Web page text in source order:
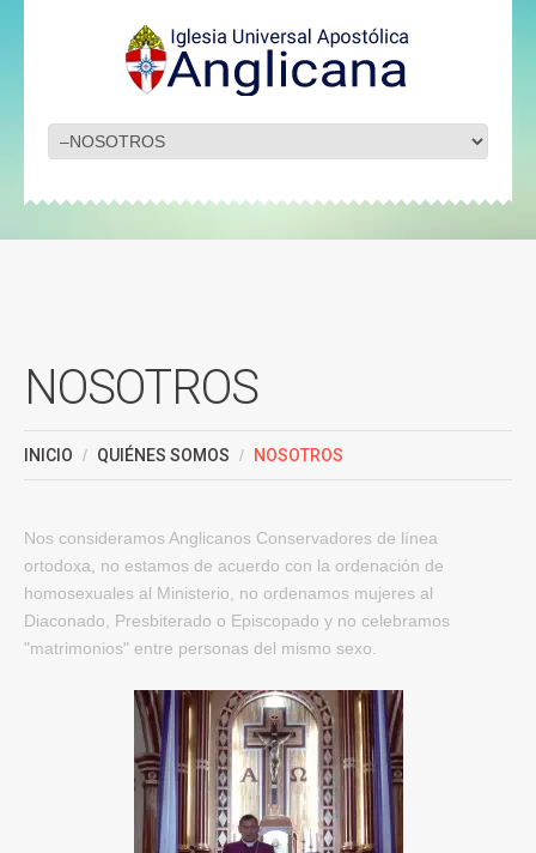
NOSOTROS
INICIO QUIÉNES SOMOS NOSOTROS
Nos consideramos Anglicanos Conservadores de línea
ortodoxa , no estamos de acuerdo con la ordenación de
homosexuales al Ministerio , no ordenamos mujeres al
Diaconado , Presbiterado o Episcopado y no celebramos
"matrimonios" entre personas del mismo sexo